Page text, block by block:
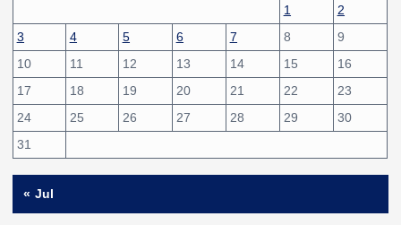
1
2
3
4 5 6 7 8
9
10
11 12 13 14 15
16
17
18 19 20 21 22
23
24
25 26 27 28 29
30
31
« Jul